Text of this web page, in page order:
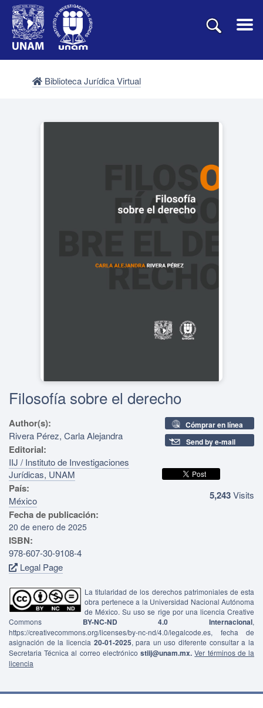
Biblioteca Jurídica Virtual
Filosofía sobre el derecho
Author(s):
Rivera Pérez, Carla Alejandra
Editorial:
IIJ / Instituto de Investigaciones
Jurídicas, UNAM
País:
México
Fecha de publicación:
20 de enero de 2025
ISBN:
978-607-30-9108-4
Legal Page
Cómprar en línea
Send by e-mail
5,243Visits
La titularidad de los derechos patrimoniales de esta
obra pertenece a la Universidad Nacional Autónoma
de México. Su uso se rige por una licencia Creative
Commons BY-NC-ND 4.0 Internacional,
https://creativecommons.org/licenses/by-nc-nd/4.0/legalcode.es, fecha de
asignación de la licencia 20-01-2025, para un uso diferente consultar a la
Secretaria Técnica al correo electrónicostiij@unam.mx. Ver términos de la
licencia